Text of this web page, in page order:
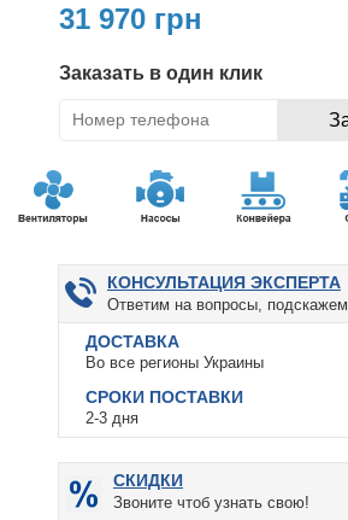
31 970 грн
Заказать в один клик
КОНСУЛЬТАЦИЯ ЭКСПЕРТА
Ответим на вопросы, подскажем
ДОСТАВКА
Во все регионы Украины
СРОКИ ПОСТАВКИ
2-3 дня
СКИДКИ
Звоните чтоб узнать свою!